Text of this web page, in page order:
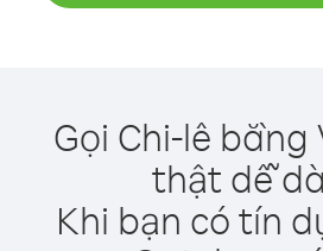
Gọi Chi-lê
thật dễ
Khi bạn có tín